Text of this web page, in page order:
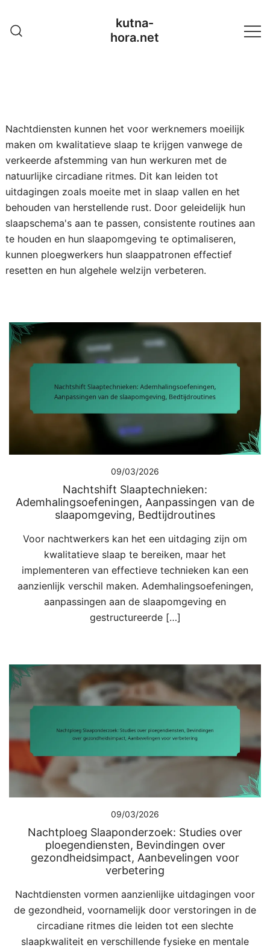
content
kutna-
hora.net
Nachtdiensten kunnen het voor werknemers moeilijk
maken om kwalitatieve slaap te krijgen vanwege de
verkeerde afstemming van hun werkuren met de
natuurlijke circadiane ritmes. Dit kan leiden tot
uitdagingen zoals moeite met in slaap vallen en het
behouden van herstellende rust. Door geleidelijk hun
slaapschema's aan te passen, consistente routines aan
te houden en hun slaapomgeving te optimaliseren,
kunnen ploegwerkers hun slaappatronen effectief
resetten en hun algehele welzijn verbeteren.
09/03/2026
Nachtshift Slaaptechnieken:
Ademhalingsoefeningen, Aanpassingen van de
slaapomgeving, Bedtijdroutines
Voor nachtwerkers kan het een uitdaging zijn om
kwalitatieve slaap te bereiken, maar het
implementeren van effectieve technieken kan een
aanzienlijk verschil maken. Ademhalingsoefeningen,
aanpassingen aan de slaapomgeving en
gestructureerde […]
09/03/2026
Nachtploeg Slaaponderzoek: Studies over
ploegendiensten, Bevindingen over
gezondheidsimpact, Aanbevelingen voor
verbetering
Nachtdiensten vormen aanzienlijke uitdagingen voor
de gezondheid, voornamelijk door verstoringen in de
circadiane ritmes die leiden tot een slechte
slaapkwaliteit en verschillende fysieke en mentale